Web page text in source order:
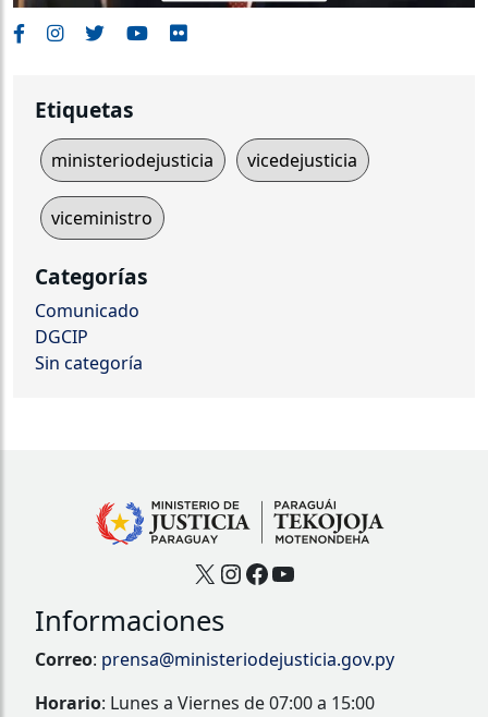
Etiquetas
ministeriodejusticia vicedejusticia
viceministro
Categorías
Comunicado
DGCIP
Sin categoría
X Instagram
Facebook
YouTube
Informaciones
Correo: prensa@ministeriodejusticia.gov.py
Horario: Lunes a Viernes de 07:00 a 15:00